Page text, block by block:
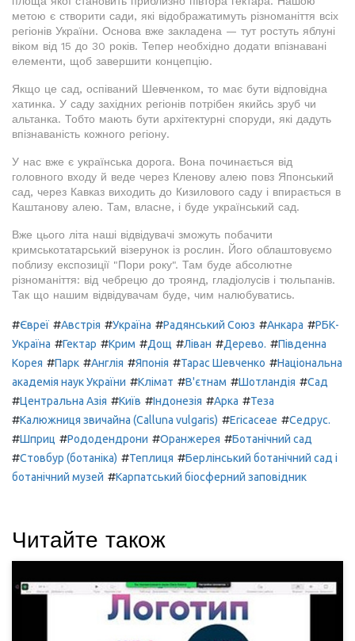
метою є створити сади, які відображатимуть різноманіття всіх
регіонів України. Основа вже закладена — тут ростуть яблуні
віком від 15 до 30 років. Тепер необхідно додати впізнавані
елементи, щоб завершити концепцію.
Якщо це сад, оспіваний Шевченком, то має бути відповідна
хатинка. У саду західних регіонів потрібен якийсь зруб чи
альтанка. Тобто мають бути архітектурні споруди, які дадуть
впізнаваність кожного регіону.
У нас вже є українська дорога. Вона починається від
головного входу й веде через Кленову алею повз Японський
сад, через Кавказ виходить до Кизилового саду і впирається в
Каштанову алею. Там, власне, і буде український сад.
Вже цього літа наші відвідувачі зможуть побачити
кримськотатарський візерунок із рослин. Його облаштовуємо
поблизу експозиції "Пори року". Там буде абсолютне
різноманіття: від чебрецю до троянд, гладіолусів і тюльпанів.
Так що нашим відвідувачам буде, чим налюбуватись.
#Євреї #Австрія #Україна #Радянський Союз #Анкара #РБК-
Україна #Гектар #Крим #Дощ #Ліван #Дерево. #Південна
Корея #Парк #Англія #Японія #Тарас Шевченко #Національна
академія наук України #Клімат #В'єтнам #Шотландія #Сад
#Центральна Азія #Київ #Індонезія #Арка #Теза
#Калюжниця звичайна (Calluna vulgaris) #Ericaceae #Седрус.
#Шприц #Рододендрони #Оранжерея #Ботанічний сад
#Стовбур (ботаніка) #Теплиця #Берлінський ботанічний сад і
ботанічний музей #Карпатський біосферний заповідник
Читайте також